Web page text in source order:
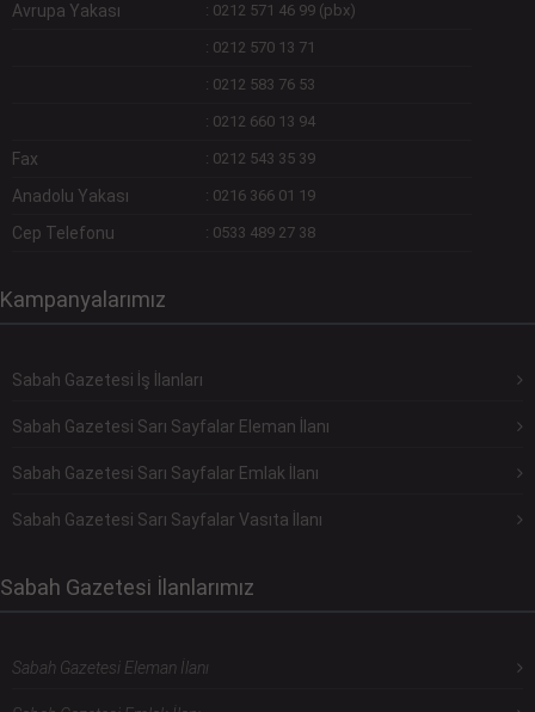
Avrupa Yakası : 0212 571 46 99 (pbx)
: 0212 570 13 71
: 0212 583 76 53
: 0212 660 13 94
Fax : 0212 543 35 39
Anadolu Yakası : 0216 366 01 19
Cep Telefonu : 0533 489 27 38
Kampanyalarımız
Sabah Gazetesi İş İlanları
Sabah Gazetesi Sarı Sayfalar Eleman İlanı
Sabah Gazetesi Sarı Sayfalar Emlak İlanı
Sabah Gazetesi Sarı Sayfalar Vasıta İlanı
Sabah Gazetesi İlanlarımız
Sabah Gazetesi Eleman İlanı